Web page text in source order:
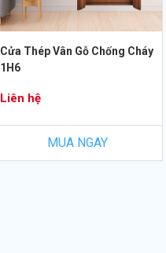
Cửa Thép Vân Gỗ Chống Cháy
1H6
Liên hệ
MUA NGAY